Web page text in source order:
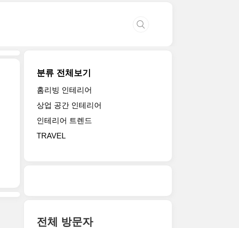
분류 전체보기
홈리빙 인테리어
상업 공간 인테리어
인테리어 트렌드
TRAVEL
전체 방문자